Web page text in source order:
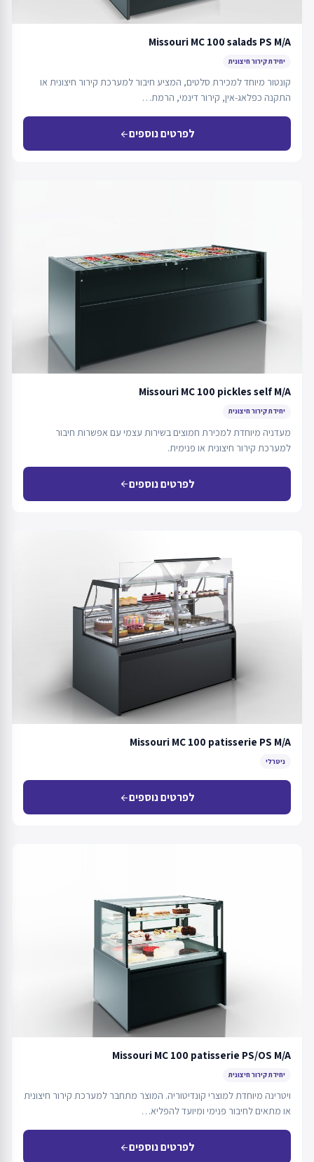
Missouri MC 100 salads PS M/A
יחידת קירור חיצונית
קונטור מיוחד למכירת סלטים, המציע חיבור למערכת קירור חיצונית או
התקנה כפלאג-אין, קירור דינמי, הרמת…
לפרטים נוספיםarrow_back
Missouri MC 100 pickles self M/A
יחידת קירור חיצונית
מעדניה מיוחדת למכירת חמוצים בשירות עצמי עם אפשרות חיבור
למערכת קירור חיצונית או פנימית.
לפרטים נוספיםarrow_back
Missouri MC 100 patisserie PS M/A
ניטרלי
לפרטים נוספיםarrow_back
Missouri MC 100 patisserie PS/OS M/A
יחידת קירור חיצונית
ויטרינה מיוחדת למוצרי קונדיטוריה. המוצר מתחבר למערכת קירור חיצונית
או מתאים לחיבור פנימי ומיועד להפליא…
לפרטים נוספיםarrow_back